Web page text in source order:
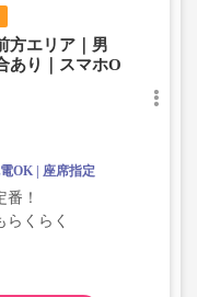
方エリア｜男
あり｜スマホO
OK 座席指定
！
くらく